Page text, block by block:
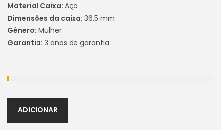
Material Caixa: Aço
Dimensões da caixa: 36,5 mm
Género: Mulher
Garantia: 3 anos de garantia
ADICIONAR